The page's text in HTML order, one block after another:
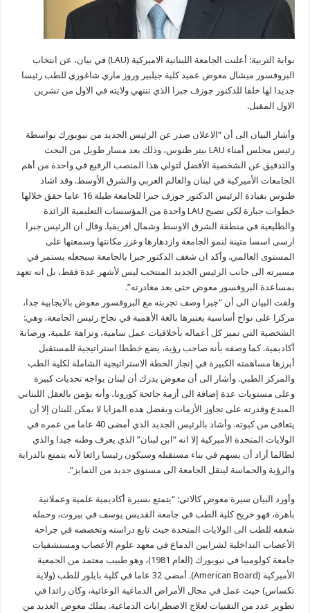
بوابة التربية: أعلنت الجامعة اللبنانية الاميركية (LAU) في بيان، عن انتخاب
البروفسور ميشال معوض عميد كلية جيلبير وروز ماري شاغوري للطب رئيسا
جديدا لها خلفا للدكتور جوزف جبرا الذي تنتهي ولايته في الاول من تشرين
الاول المقبل.
وأشار البيان الى أن “الاعلان صدر عن الرئيس الجديد من نيويورك بواسطة
رئيس مجلس أمناء LAU بيتر طنوس، وذلك بعد مسار طويل من البحث
والتدقيق عن الشخصية الأفضل لتولي هذا المنصب الرفيع في واحدة من أهم
الجامعات الأميركية في لبنان والعالم العربي والشرق الأوسط. وقد اشاد
طنوس بقيادة الرئيس الدكتور جوزف جبرا للجامعة طيلة 16 عاما حقق خلالها
خطوات جبارة لكي تصبح LAU واحدة من المؤسسات التعليمية الرائدة
والطليعية في منطقة الشرق الاوسط وشمال افريقيا. وقال ان الرئيس جبرا
ارسى اسسا متينة لنمو الجامعة وازدهارها وعزز مكانتها وسمعتها على
المستوى العالمي. وأكد ان شغف الدكتور جبرا بالجامعة سيجعله يستمر في
مسيرته الى جانب الرئيس الجديد المنتخب ليس لأشهر عدة فقط، بل انه تعهد
بمساعدة البروفسور معوض حتى بعد مغادرته”.
ولفت البيان الى أن “جبرا وصف تجربته مع البروفسور معوض بالايجابية جدا،
مركزا على نواح أساسية يعتبرها بالغة الأهمية في نجاح رئيس الجامعة، وهي:
الشخصية التي تميز كل أعماله بأخلاقيات عمل سامية، ونزاهة علمية، ورصانة
أكاديمية. كما وصفه بأنه صاحب رؤية، يضع خططا استراتيجية للمستقبل
أبرزها مساهمته الكبيرة في إنجاز الخطة الاستراتيجية الشاملة لكلية الطب
والمركز الطبي. وأشار الى أن معوض يدرك أن لبنان يواجه تحديات كبيرة
وعلى مستويات عدة إضافة الى أزمة جائحة كورونا، وأنه يؤمن بالعقل اللبناني
المبدع وقدرته على تجاوز الأزمات وبفضل هذه المزايا لا يمكن للبنان إلا أن
يتعافى من كبوته. وأشاد بالرئيس الجديد الذي أمضى 40 عاما من عمره في
الولايات المتحدة الأميركية إلا انه “ابن لبنان” الذي يعرف وطنه جيدا والذي
لطالما أراد أن يسهم في بناء مستقبله وسيكون رئيسا رائعا لأنه يتمتع بالدراية
والرؤية والحماسة لينقل الجامعة الى مستوى جديد من التمايز”.
وأورد البيان سيرة معوض كالاتي: “يتمتع بسيرة أكاديمية علمية وعملانية
باهرة، فهو خريج كلية الطب في جامعة القديس يوسف في بيروت، وحمله
شغفه للطب الى الولايات المتحدة حيث تابع دراسته وتخصصه في جراحة
الأعصاب التداخلية لشرايين الدماغ في معهد علوم الأعصاب ومستشفيات
جامعة كولومبيا في نيويورك (العام 1981)، وهو طبيب معتمد من الجمعية
الأميركية (American Board). أمضى 32 عاما في كلية بايلور للطب (ولاية
تكساس) حيث عمل في مجال الأمراض الدماغية الوعائية، وكان رائدا في
تطوير عدد من التقنيات لعلاج الاضطرابات الدماغية. يملك معوض العديد من